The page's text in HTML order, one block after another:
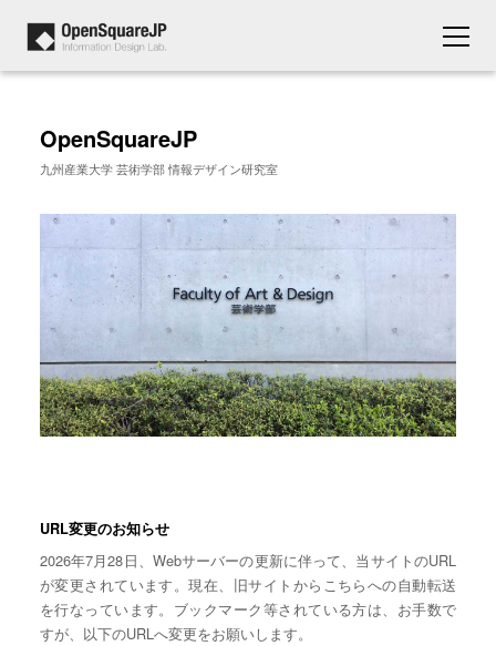
OpenSquareJP
九州産業大学 芸術学部 情報デザイン研究室
URL変更のお知らせ
2026年7月28日、Webサーバーの更新に伴って、当サイトのURL
が変更されています。現在、旧サイトからこちらへの自動転送
を行なっています。ブックマーク等されている方は、お手数で
すが、以下のURLへ変更をお願いします。